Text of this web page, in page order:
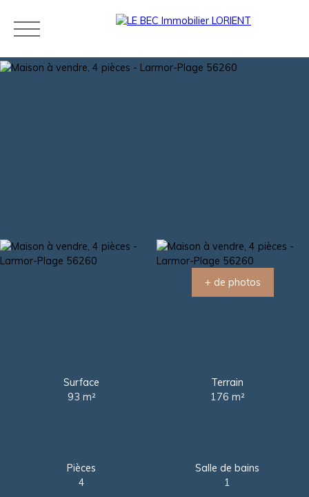
Contact Estimation
+ de photos
Surface
93 m²
Terrain
176 m²
Pièces
4
Salle de bains
1